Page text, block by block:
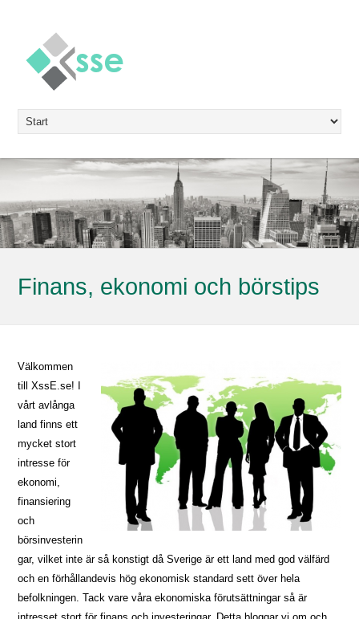
Finans, ekonomi och börstips
Välkommen
till XssE.se! I
vårt avlånga
land finns ett
mycket stort
intresse för
ekonomi,
finansiering
och
börsinvesterin
gar, vilket inte är så konstigt då Sverige är ett land med god välfärd
och en förhållandevis hög ekonomisk standard sett över hela
befolkningen. Tack vare våra ekonomiska förutsättningar så är